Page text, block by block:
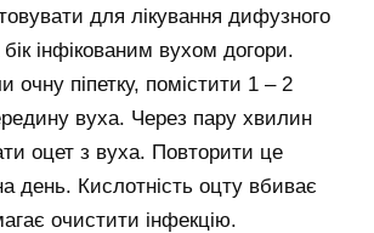
для лікування дифузного
інфікованим вухом догори.
очну піпетку, помістити 1 – 2
вуха. Через пару хвилин
оцет з вуха. Повторити це
день. Кислотність оцту вбиває
очистити інфекцію.